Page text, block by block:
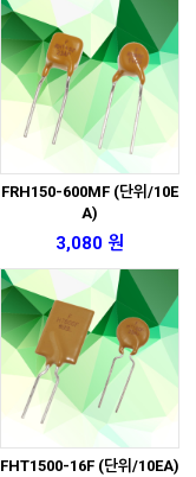
FRH150-600MF (단위/10E
A)
3,080 원
FHT1500-16F (단위/10EA)